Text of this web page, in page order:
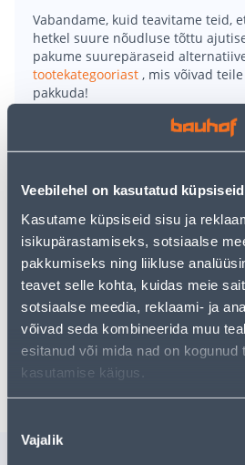
Veebilehel on kasutatud
Kasutame küpsiseid sisu ja
isikupärastamiseks, sotsiaalse
pakkumiseks ning liikluse
teavet selle kohta, kuidas meie
sotsiaalse meedia, reklaami- ja
võivad seda kombineerida muu
esitanud või mida nad on kogunud
kasutamise käigus.
valik
Vajalik
Vabandame, kuid teavitame teid,
hetkel suure nõudluse tõttu
pakume suurepäraseid
tootekategooriast , mis võivad
pakkuda!
uurimistööd saate jätkata, naastes
kasutades meie võimsat
• Jätkujuhe, millel on maanduse
pistikupesa.
• Pikkus 25 meetrit, 3G1,5 mm².
• Kaitseklass IP20.
• 14-päevane tagastusõigus.
Tarne pole võimalik